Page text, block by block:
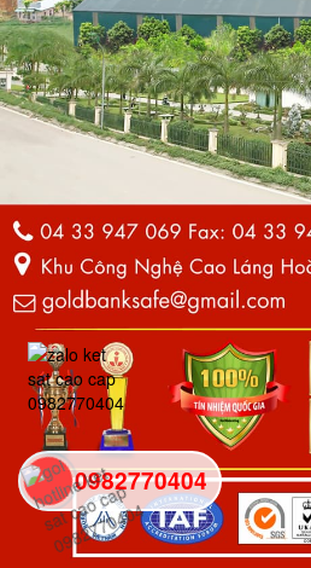
0982770404